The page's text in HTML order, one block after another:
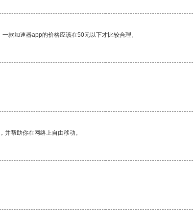
款加速器app的价格应该在50元以下才比较合理。
帮助你在网络上自由移动。